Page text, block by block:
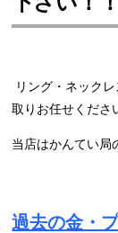
リング・ネック
取りお任せくださ
当店はかんてい局
過去の金・